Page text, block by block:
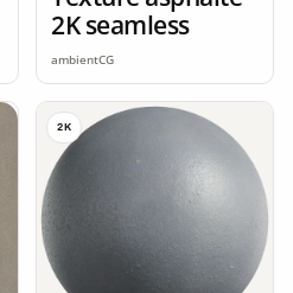
2K seamless
ambientCG
2K